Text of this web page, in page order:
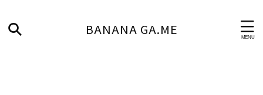
BANANA GA.ME